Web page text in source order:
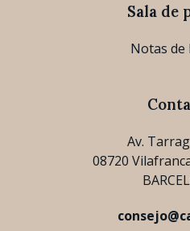
Sala de
Notas de
Av.
08720